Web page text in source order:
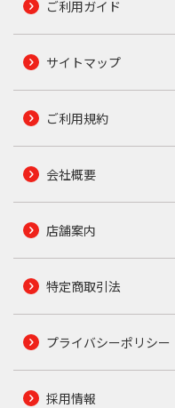
ご利用ガイド
サイトマップ
ご利用規約
会社概要
店舗案内
特定商取引法
プライバシーポリシー
採用情報